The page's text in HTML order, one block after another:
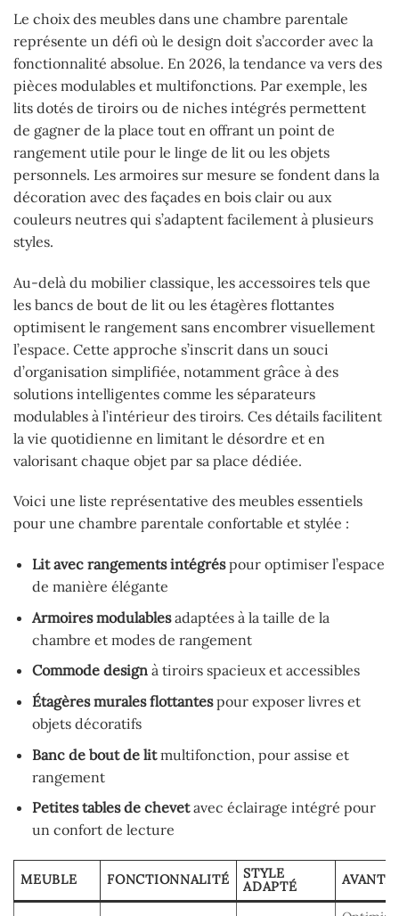
Le choix des meubles dans une chambre parentale
représente un défi où le design doit s’accorder avec la
fonctionnalité absolue. En 2026, la tendance va vers des
pièces modulables et multifonctions. Par exemple, les
lits dotés de tiroirs ou de niches intégrés permettent
de gagner de la place tout en offrant un point de
rangement utile pour le linge de lit ou les objets
personnels. Les armoires sur mesure se fondent dans la
décoration avec des façades en bois clair ou aux
couleurs neutres qui s’adaptent facilement à plusieurs
styles.
Au-delà du mobilier classique, les accessoires tels que
les bancs de bout de lit ou les étagères flottantes
optimisent le rangement sans encombrer visuellement
l’espace. Cette approche s’inscrit dans un souci
d’organisation simplifiée, notamment grâce à des
solutions intelligentes comme les séparateurs
modulables à l’intérieur des tiroirs. Ces détails facilitent
la vie quotidienne en limitant le désordre et en
valorisant chaque objet par sa place dédiée.
Voici une liste représentative des meubles essentiels
pour une chambre parentale confortable et stylée :
Lit avec rangements intégréspour optimiser l’espace
de manière élégante
Armoires modulablesadaptées à la taille de la
chambre et modes de rangement
Commode designà tiroirs spacieux et accessibles
Étagères murales flottantespour exposer livres et
objets décoratifs
Banc de bout de litmultifonction, pour assise et
rangement
Petites tables de chevetavec éclairage intégré pour
un confort de lecture
MEUBLE FONCTIONNALITÉ
STYLE
ADAPTÉ